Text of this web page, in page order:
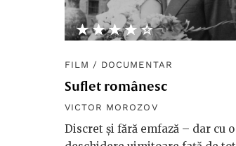
★★★★★
☆☆☆☆☆
FILM / DOCUMENTAR
Suflet românesc
VICTOR MOROZOV
Discret și fără emfază – dar cu o